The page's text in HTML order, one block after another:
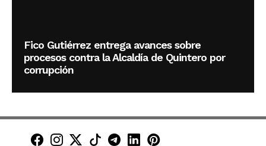
Fico Gutiérrez entrega avances sobre
procesos contra la Alcaldía de Quintero por
corrupción
Minuto30 en Facebook
Minuto30 en Instagram
Minuto30 en X (Twitter)
Minuto30 en TikTok
Canal de Minuto30 en
Minuto30 en LinkedIn
Minuto30 en